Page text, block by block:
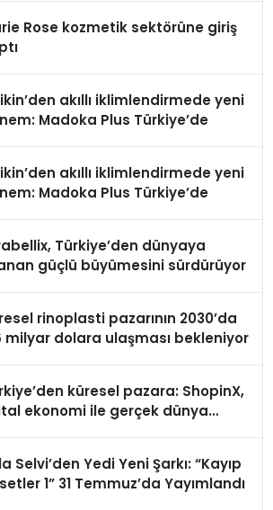
Rose kozmetik sektörüne giriş
akıllı iklimlendirmede yeni
Madoka Plus Türkiye’de
akıllı iklimlendirmede yeni
Madoka Plus Türkiye’de
Türkiye’den dünyaya
güçlü büyümesini sürdürüyor
rinoplasti pazarının 2030’da
milyar dolara ulaşması bekleniyor
küresel pazara: ShopinX,
ekonomi ile gerçek dünya
Selvi’den Yedi Yeni Şarkı: “Kayıp
1” 31 Temmuz’da Yayımlandı